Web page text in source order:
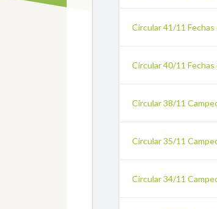
Circular 41/11
Circular 40/11
Circular 38/11
Circular 35/11
Circular 34/11